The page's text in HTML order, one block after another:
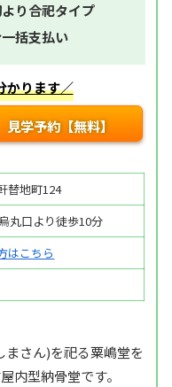
り合祀タイプ
括支払い
かります／
見学予約【無料】
替地町124
丸口より徒歩10分
はこちら
さん)を祀る粟嶋堂を
内型納骨堂です。